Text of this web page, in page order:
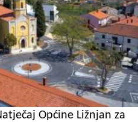
Općine Ližnjan za